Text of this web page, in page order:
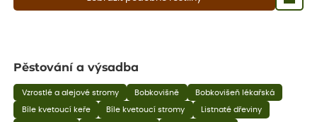
Pěstování a výsadba
Vzrostlé a alejové stromy Bobkovišně Bobkovišeň lékařská
Bíle kvetoucí keře Bíle kvetoucí stromy Listnaté dřeviny